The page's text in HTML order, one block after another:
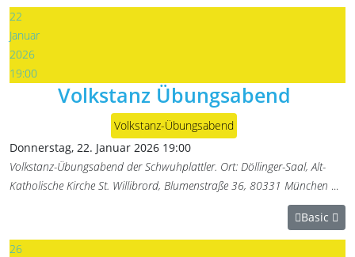
22
Januar
2026
19:00
Volkstanz Übungsabend
Volkstanz-Übungsabend
Donnerstag, 22. Januar 2026 19:00
Volkstanz-Übungsabend der Schwuhplattler. Ort: Döllinger-Saal, Alt-
Katholische Kirche St. Willibrord, Blumenstraße 36, 80331 München ...
Basic
26